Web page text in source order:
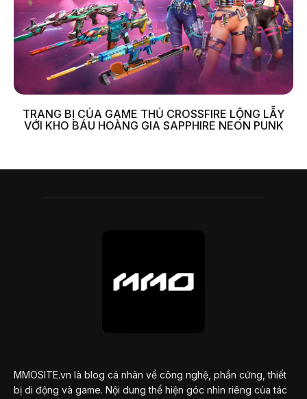
TRANG BỊ CỦA GAME THỦ CROSSFIRE LỘNG LẪY
VỚI KHO BÁU HOÀNG GIA SAPPHIRE NEON PUNK
MMOSITE.vn là blog cá nhân về công nghệ, phần cứng, thiết
bị di động và game. Nội dung thể hiện góc nhìn riêng của tác